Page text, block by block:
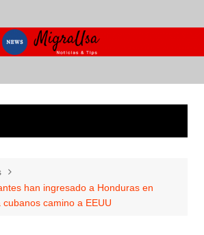
han ingresado a Honduras en
camino a EEUU